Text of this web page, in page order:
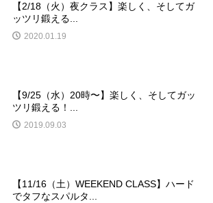
【2/18（火）夜クラス】楽しく、そしてガ
ッツリ鍛える...
2020.01.19
【9/25（水）20時〜】楽しく、そしてガッ
ツリ鍛える！...
2019.09.03
【11/16（土）WEEKEND CLASS】ハード
でタフなスパルタ...